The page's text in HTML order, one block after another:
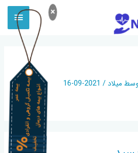
×
میلاد/
2021-09-16